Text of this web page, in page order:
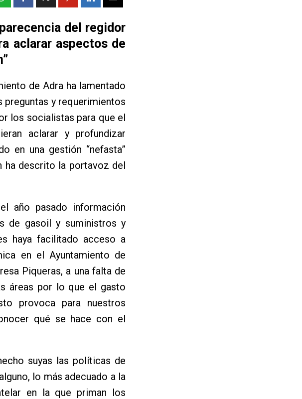
del regidor
aclarar aspectos de
de Adra ha lamentado
preguntas y requerimientos
los socialistas para que el
aclarar y profundizar
en una gestión “nefasta”
ha descrito la portavoz del
año pasado información
de gasoil y suministros y
haya facilitado acceso a
en el Ayuntamiento de
Piqueras, a una falta de
áreas por lo que el gasto
provoca para nuestros
qué se hace con el
suyas las políticas de
lo más adecuado a la
en la que priman los